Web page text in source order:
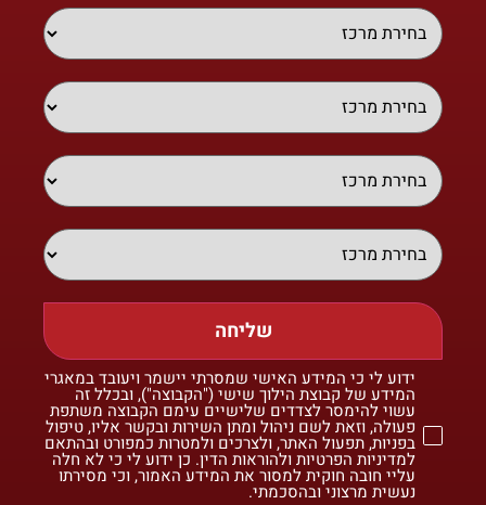
שליחה
ידוע לי כי המידע האישי שמסרתי יישמר ויעובד במאגרי
המידע של קבוצת הילוך שישי ("הקבוצה"), ובכלל זה
עשוי להימסר לצדדים שלישיים עימם הקבוצה משתפת
פעולה, וזאת לשם ניהול ומתן השירות ובקשר אליו, טיפול
בפניות, תפעול האתר, ולצרכים ולמטרות כמפורט ובהתאם
למדיניות הפרטיות ולהוראות הדין. כן ידוע לי כי לא חלה
עליי חובה חוקית למסור את המידע האמור, וכי מסירתו
נעשית מרצוני ובהסכמתי.